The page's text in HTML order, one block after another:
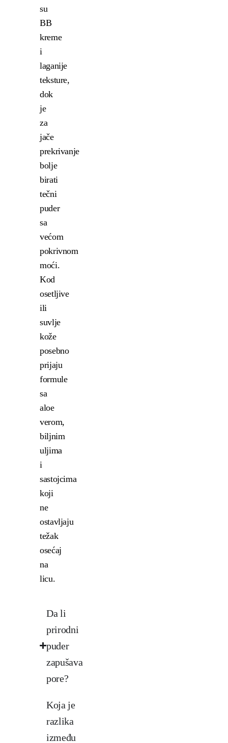
su
BB
kreme
i
laganije
teksture,
dok
je
za
jače
prekrivanje
bolje
birati
tečni
puder
sa
većom
pokrivnom
moći.
Kod
osetljive
ili
suvlje
kože
posebno
prijaju
formule
sa
aloe
verom,
biljnim
uljima
i
sastojcima
koji
ne
ostavljaju
težak
osećaj
na
licu.
Da li
prirodni
puder
zapušava
pore?
Koja je
razlika
između